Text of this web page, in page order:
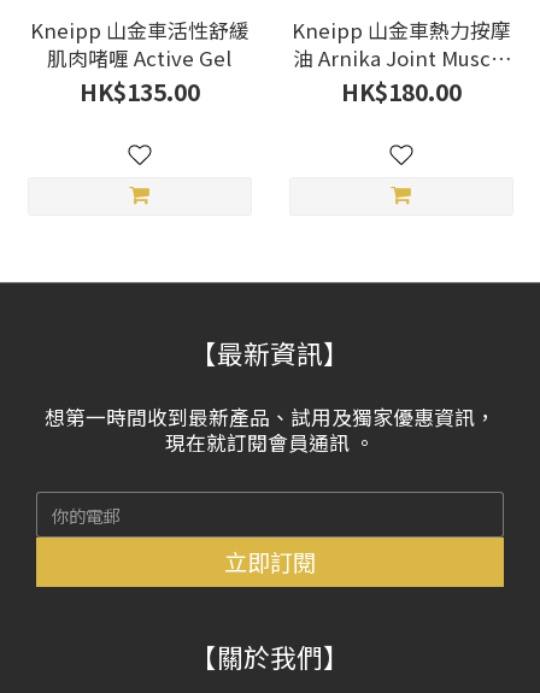
Kneipp 山金車活性舒緩
肌肉啫喱 Active Gel
HK$135.00
Kneipp 山金車熱力按摩
油 Arnika Joint Muscle
Message Oil
HK$180.00
【最新資訊】
想第一時間收到最新產品、試用及獨家優惠資訊，
現在就訂閱會員通訊 。
立即訂閱
【關於我們】